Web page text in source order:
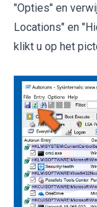
"Opties" en
Locations" en
klikt u op het